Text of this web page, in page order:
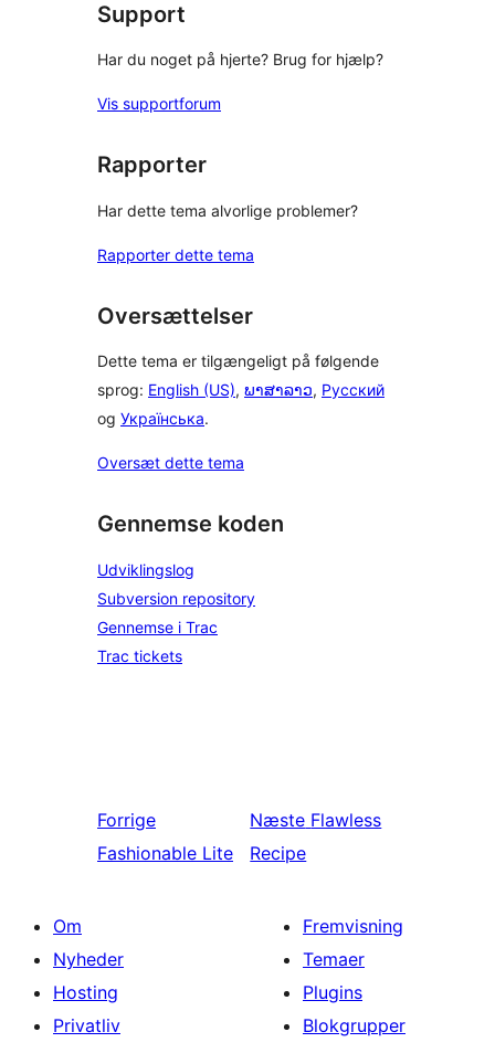
Support
Har du noget på hjerte? Brug for hjælp?
Vis supportforum
Rapporter
Har dette tema alvorlige problemer?
Rapporter dette tema
Oversættelser
Dette tema er tilgængeligt på følgende
sprog: English (US), ພາສາລາວ, Русский
og Українська.
Oversæt dette tema
Gennemse koden
Udviklingslog
Subversion repository
Gennemse i Trac
Trac tickets
Forrige
Fashionable Lite
Næste Flawless
Recipe
Om
Nyheder
Hosting
Privatliv
Fremvisning
Temaer
Plugins
Blokgrupper